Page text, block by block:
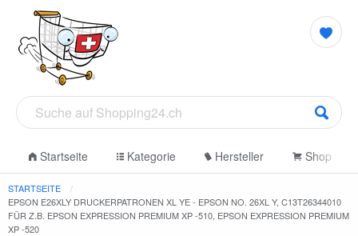
Startseite Kategorie Hersteller Shop
STARTSEITE
EPSON E26XLY DRUCKERPATRONEN XL YE - EPSON NO. 26XL Y, C13T26344010
FÜR Z.B. EPSON EXPRESSION PREMIUM XP -510, EPSON EXPRESSION PREMIUM
XP -520